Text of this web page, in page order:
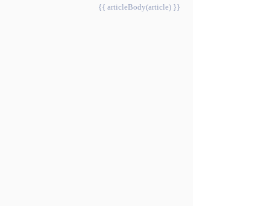
{{ articleBody(article) }}